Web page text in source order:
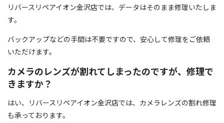
リバースリペアイオン金沢店では、データはそのまま修理いたしま
す。
バックアップなどの手間は不要ですので、安心して修理をご依頼
いただけます。
カメラのレンズが割れてしまったのですが、修理で
きますか？
はい、リバースリペアイオン金沢店では、カメラレンズの割れ修理
も承っております。